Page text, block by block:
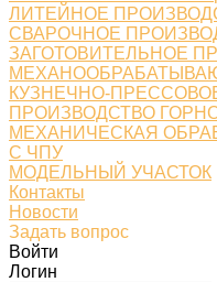
ЛИТЕЙНОЕ
СВАРОЧНОЕ
ЗАГОТОВИТЕЛЬНОЕ
КУЗНЕЧНО-
ПРОИЗВОДСТВО
МЕХАНИЧЕСКАЯ
С ЧПУ
МОДЕЛЬНЫЙ УЧАСТОК
Контакты
Новости
Задать вопрос
Войти
Логин